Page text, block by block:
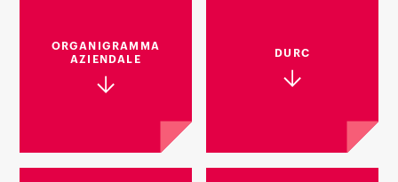
ORGANIGRAMMA
AZIENDALE
DURC